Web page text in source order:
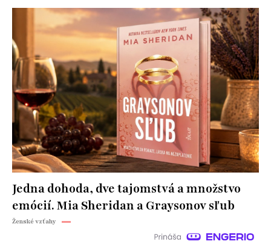
Jedna dohoda, dve tajomstvá a množstvo
emócií. Mia Sheridan a Graysonov sľub
Ženské vzťahy